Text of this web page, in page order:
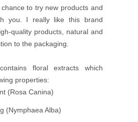
to try new products and
you. I really like this brand
quality products, natural and
to the packaging.
contains floral extracts which
properties:
(Rosa Canina)
(Nymphaea Alba)